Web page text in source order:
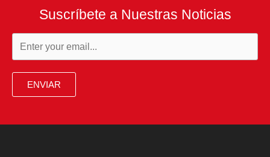
Suscríbete a Nuestras Noticias
ENVIAR